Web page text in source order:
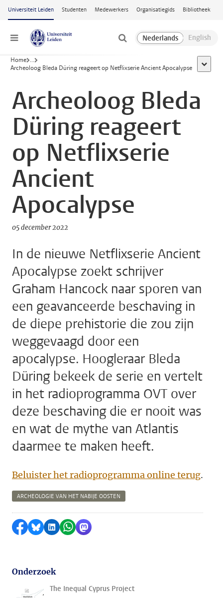
Ga naar hoofdinhoud
Universiteit Leiden Studenten Medewerkers Organisatiegids Bibliotheek
Menu
Home ...
Archeoloog Bleda Düring reageert op Netflixserie Ancient Apocalypse
toon
Archeoloog Bleda
Düring reageert
op Netflixserie
Ancient
Apocalypse
05 december 2022
In de nieuwe Netflixserie Ancient
Apocalypse zoekt schrijver
Graham Hancock naar sporen van
een geavanceerde beschaving in
de diepe prehistorie die zou zijn
weggevaagd door een
apocalypse. Hoogleraar Bleda
Düring bekeek de serie en vertelt
in het radioprogramma OVT over
deze beschaving die er nooit was
en wat de mythe van Atlantis
daarmee te maken heeft.
Beluister het radioprogramma online terug.
ARCHEOLOGIE VAN HET NABIJE OOSTEN
Delen op Facebook
Delen via Bluesky
Delen op LinkedIn
Delen via WhatsApp
Delen via Mastodon
Onderzoek
The Inequal Cyprus Project